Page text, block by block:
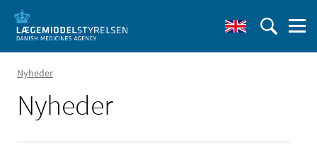
Nyheder
Nyheder